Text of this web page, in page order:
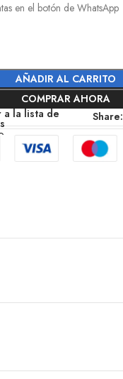
en el botón de WhatsApp
AÑADIR AL CARRITO
COMPRAR AHORA
a la lista de
Share: